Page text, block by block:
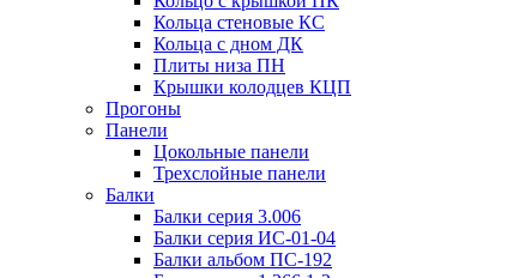
Кольца стеновые КС
Кольца с дном ДК
Плиты низа ПН
Крышки колодцев КЦП
Прогоны
Панели
Цокольные панели
Трехслойные панели
Балки
Балки серия 3.006
Балки серия ИС-01-04
Балки альбом ПС-192